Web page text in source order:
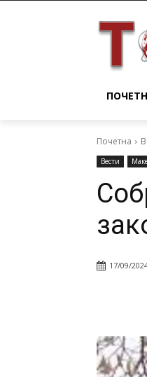
Почетна
Вести
17/09/